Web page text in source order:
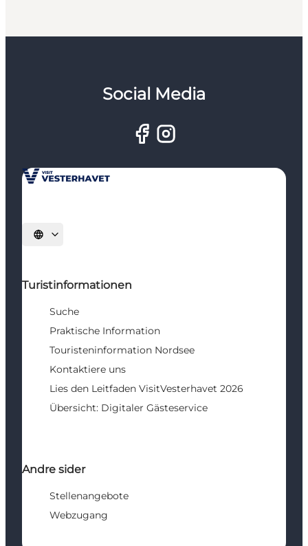
Social Media
Sprache auswählen
Turistinformationen
Suche
Praktische Information
Touristeninformation Nordsee
Kontaktiere uns
Lies den Leitfaden VisitVesterhavet 2026
Übersicht: Digitaler Gästeservice
Andre sider
Stellenangebote
Webzugang